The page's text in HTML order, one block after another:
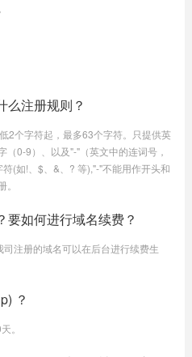
么注册规则？
2个字符起，最多63个字符。只提供英
0-9）、以及"-"（英文中的连词号，
(如!、$、&、? 等),"-"不能用作开头和
要如何进行域名续费？
注册的域名可以在后台进行续费生
？
。